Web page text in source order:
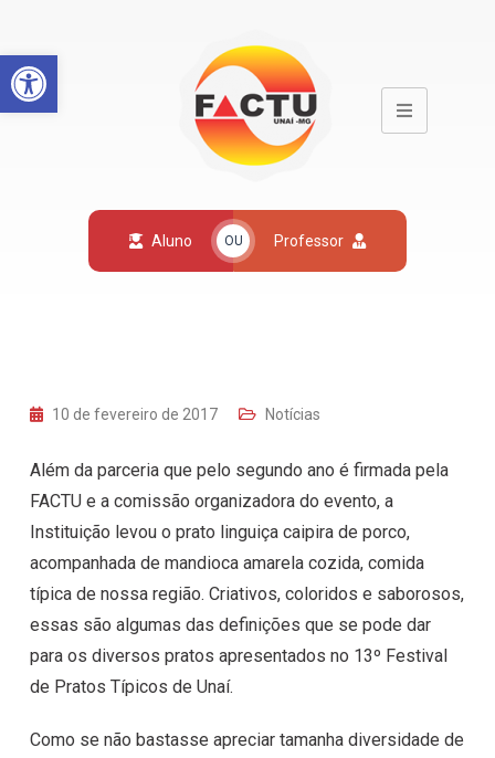
Open toolbar
Aluno OU Professor
10 de fevereiro de 2017 Notícias
Além da parceria que pelo segundo ano é firmada pela
FACTU e a comissão organizadora do evento, a
Instituição levou o prato linguiça caipira de porco,
acompanhada de mandioca amarela cozida, comida
típica de nossa região. Criativos, coloridos e saborosos,
essas são algumas das definições que se pode dar
para os diversos pratos apresentados no 13º Festival
de Pratos Típicos de Unaí.
Como se não bastasse apreciar tamanha diversidade de